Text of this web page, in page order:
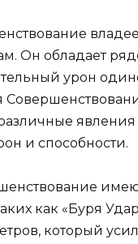
Он обладает
урон
и способности.
как «Буря
который